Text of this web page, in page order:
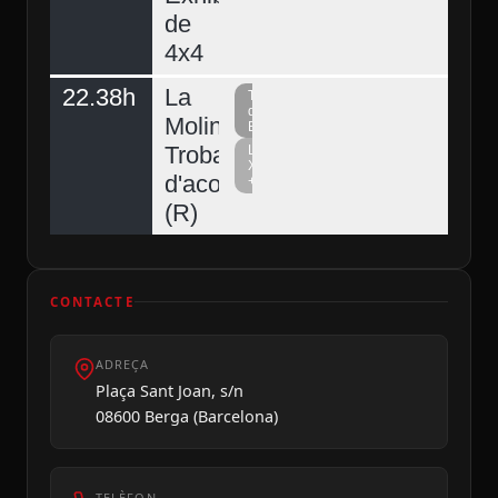
de
4x4
22.38h
La
Molina,
Trobada
d'acordionistes
(R)
Televisió
del
Berguedà
La
Xarxa
+
CONTACTE
ADREÇA
Plaça Sant Joan, s/n
08600 Berga (Barcelona)